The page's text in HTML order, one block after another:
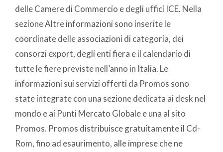
delle Camere di Commercio e degli uffici ICE. Nella
sezione Altre informazioni sono inserite le
coordinate delle associazioni di categoria, dei
consorzi export, degli enti fiera e il calendario di
tutte le fiere previste nell’anno in Italia. Le
informazioni sui servizi offerti da Promos sono
state integrate con una sezione dedicata ai desk nel
mondo e ai Punti Mercato Globale e una al sito
Promos. Promos distribuisce gratuitamente il Cd-
Rom, fino ad esaurimento, alle imprese che ne